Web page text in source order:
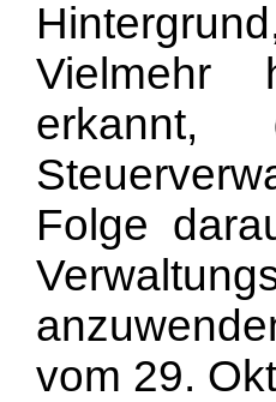
Vielmehr
erkannt,
Folge
vom 29.